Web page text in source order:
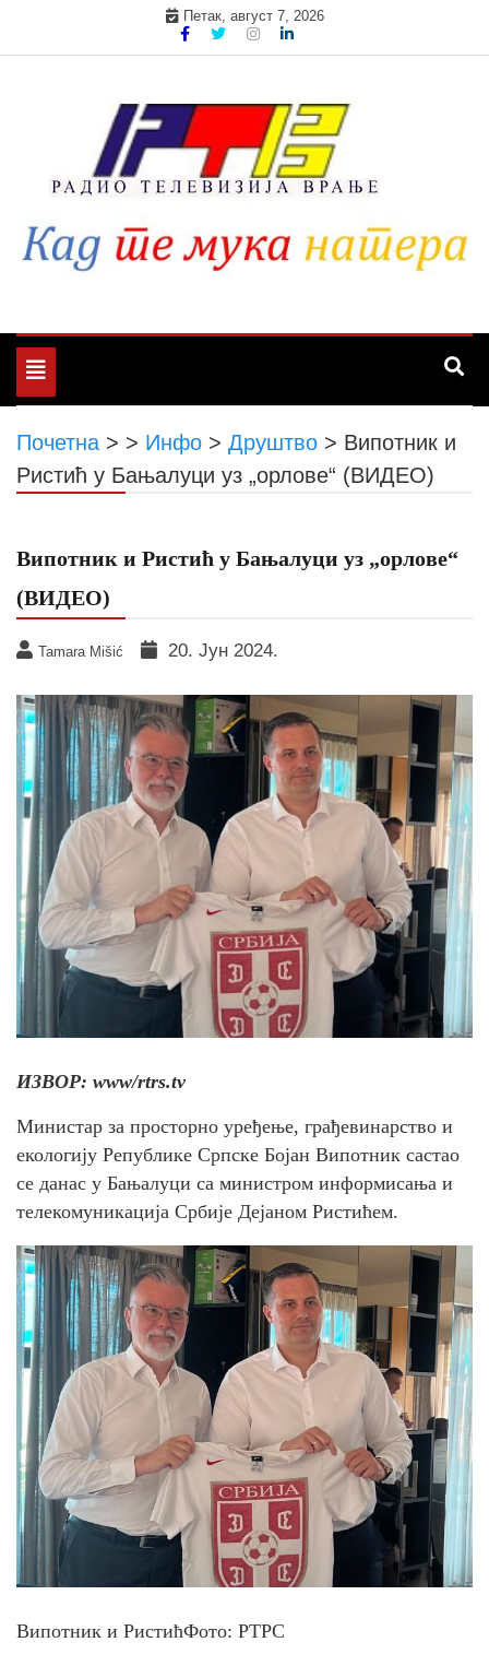
Петак, август 7, 2026
Toggle
navigation
Почетна > > Инфо > Друштво > Випотник и
Ристић у Бањалуци уз „орлове“ (ВИДЕО)
Випотник и Ристић у Бањалуци уз „орлове“
(ВИДЕО)
Tamara Mišić 20. Јун 2024.
ИЗВОР: www/rtrs.tv
Министар за просторно уређење, грађевинарство и
екологију Републике Српске Бојан Випотник састао
се данас у Бањалуци са министром информисања и
телекомуникација Србије Дејаном Ристићем.
Випотник и РистићФото: РТРС